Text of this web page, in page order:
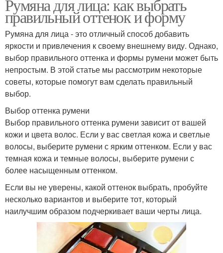
Румяна для лица: как выбрать
правильный оттенок и форму
Румяна для лица - это отличный способ добавить
яркости и привлечения к своему внешнему виду. Однако,
выбор правильного оттенка и формы румени может быть
непростым. В этой статье мы рассмотрим некоторые
советы, которые помогут вам сделать правильный
выбор.
Выбор оттенка румени
Выбор правильного оттенка румени зависит от вашей
кожи и цвета волос. Если у вас светлая кожа и светлые
волосы, выберите румени с ярким оттенком. Если у вас
темная кожа и темные волосы, выберите румени с
более насыщенным оттенком.
Если вы не уверены, какой оттенок выбрать, пробуйте
несколько вариантов и выберите тот, который
наилучшим образом подчеркивает ваши черты лица.